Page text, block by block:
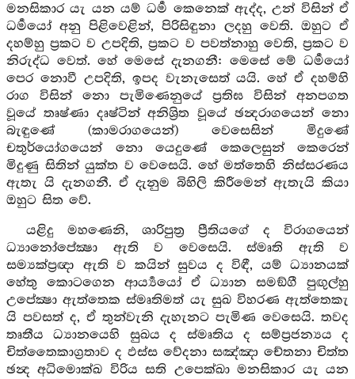
මනසිකාර යැ යන යම් ධර්‍ම කෙනෙක් ඇද්ද, උන් විසින් ඒ
ධර්‍මයෝ අනු පිළිවෙළින්, පිරිසිඳුනා ලදහු වෙති. ඔහුට ඒ
දහම්හු ප්‍රකට ව උපදිති, ප්‍රකට ව පවත්නාහු වෙති, ප්‍රකට ව
නිරුද්ධ වෙත්. හේ මෙසේ දැනගනී: මෙසේ මේ ධර්‍මයෝ
පෙර නොවී උපදිති, ඉපද වැනැසෙත් යයි. හේ ඒ දහම්හි
රාග විසින් නො පැමිණෙනුයේ ප්‍රතිඝ විසින් අනපගත
වූයේ තෘෂ්ණා දෘෂ්ටින් අනිශ්‍රිත වූයේ ඡන්‍දරාගයෙන් නො
බැඳුණේ (කාමරාගයෙන්) වෙසෙසින් මිදුණේ
චතුර්යෝගයෙන් නො යෙදුණේ කෙලෙසුන් කෙරෙන්
මිදුණු සිතින් යුක්ත ව වෙසෙයි. හේ මත්තෙහි නිස්සරණය
ඇතැ යි දැනගනී. ඒ දැනුම බිහිලි කිරීමෙන් ඇතැයි කියා
ඔහුට සිත වේ.
යළිදු මහණෙනි, ශාරිපුත්‍ර ප්‍රීතියගේ ද විරාගයෙන්
ධ්‍යානෝපේක්‍ෂා ඇති ව වෙසෙයි. ස්මෘති ඇති ව
සම්‍යක්ප්‍රඥා ඇති ව කයින් සුවය ද විඳී, යම් ධ්‍යානයක්
හේතු කොටගෙන ආර්‍ය්‍යයෝ ඒ ධ්‍යාන සමඞ්ගී පුඟුල්හු
උපේක්‍ෂා ඇත්තෙක ස්මෘතිමත් යැ සුඛ විහරණ ඇත්තෙකැ
යි පවසත් ද, ඒ තුන්වැනි දැහැනට පැමිණ වෙසෙයි. තවද
තෘතීය ධ්‍යානයෙහි සුඛය ද ස්මෘතිය ද සම්ප්‍රජන්‍යය ද
චිත්තෛකාග්‍රතාව ද ඵස්ස වේදනා සඤ්ඤා චේතනා චිත්ත
ඡන්‍ද අධිමොක්ඛ විරිය සති උපෙක්ඛා මනසිකාර යැ යන